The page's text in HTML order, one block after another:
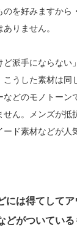
のを好みますから
りません。
ど派手にならない
こうした素材は同
どのモノトーン
ん。メンズが抵
ド素材などが人
には得てして
どがついている